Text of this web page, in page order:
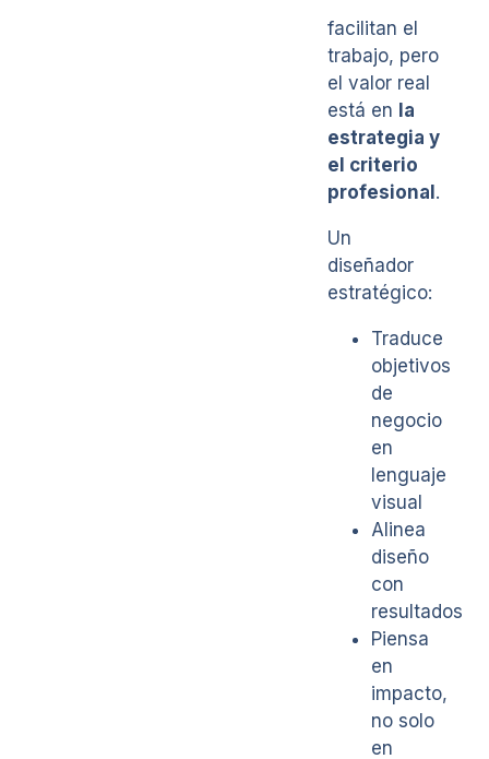
facilitan el
trabajo, pero
el valor real
está en la
estrategia y
el criterio
profesional.
Un
diseñador
estratégico:
Traduce
objetivos
de
negocio
en
lenguaje
visual
Alinea
diseño
con
resultados
Piensa
en
impacto,
no solo
en